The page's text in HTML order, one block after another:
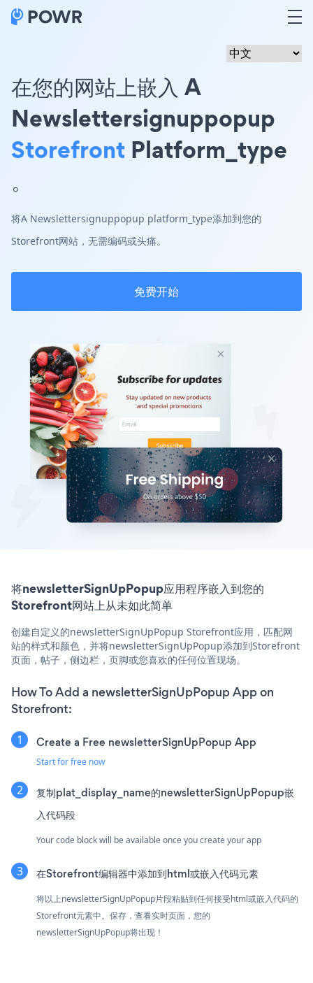
在您的网站上嵌入 A
Newslettersignuppopup
Storefront Platform_type
。
将A Newslettersignuppopup platform_type添加到您的
Storefront网站，无需编码或头痛。
免费开始
将newsletterSignUpPopup应用程序嵌入到您的
Storefront网站上从未如此简单
创建自定义的newsletterSignUpPopup Storefront应用，匹配网
站的样式和颜色，并将newsletterSignUpPopup添加到Storefront
页面，帖子，侧边栏，页脚或您喜欢的任何位置现场。
How To Add a newsletterSignUpPopup App on
Storefront:
Create a Free newsletterSignUpPopup App
Start for free now
复制plat_display_name的newsletterSignUpPopup嵌
入代码段
Your code block will be available once you create your app
在Storefront编辑器中添加到html或嵌入代码元素
将以上newsletterSignUpPopup片段粘贴到任何接受html或嵌入代码的
Storefront元素中。保存，查看实时页面，您的
newsletterSignUpPopup将出现！